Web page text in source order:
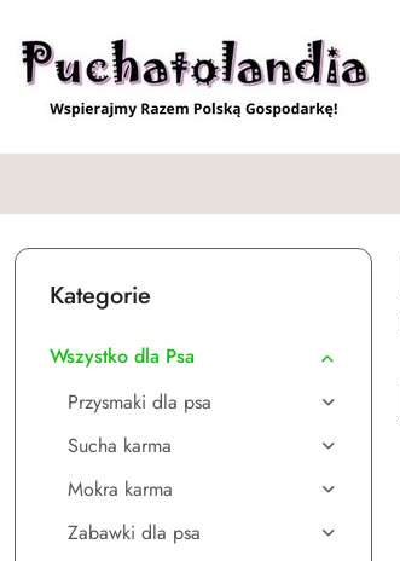
Kategorie
Wszystko dla Psa
Przysmaki dla psa
Sucha karma
Mokra karma
Zabawki dla psa